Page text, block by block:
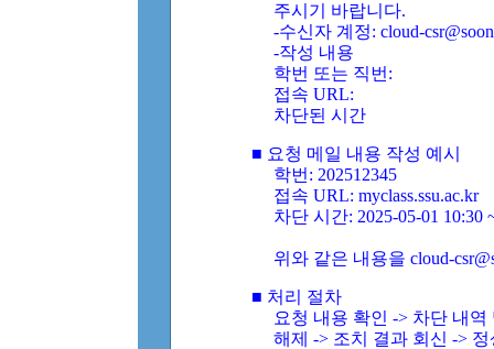
주시기 바랍니다.
-수신자 계정: cloud-
-작성 내용
학번 또는 직번:
접속 URL:
차단된 시간
■ 요청 메일 내용 작성 예시
학번: 202512345
접속 URL: myclass.ssu.ac.kr
차단 시간: 2025-05-01 10:30
위와 같은 내용을 cloud-
■ 처리 절차
요청 내용 확인 -> 차단 내
해제 -> 조치 결과 회신 ->